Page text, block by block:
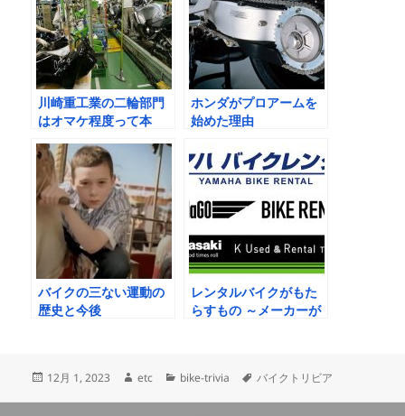
川崎重工業の二輪部門
はオマケ程度って本
ホンダがプロアームを
始めた理由
バイクの三ない運動の
歴史と今後
レンタルバイクがもた
らすもの ～メーカーが
投
12月 1, 2023
作
etc
カ
bike-trivia
タ
バイクトリビア